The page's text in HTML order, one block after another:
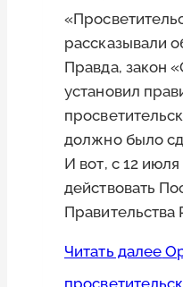
рассказывали
Правда, закон
установил
должно было
И вот, с 12
действовать
Правительства
Читать далее